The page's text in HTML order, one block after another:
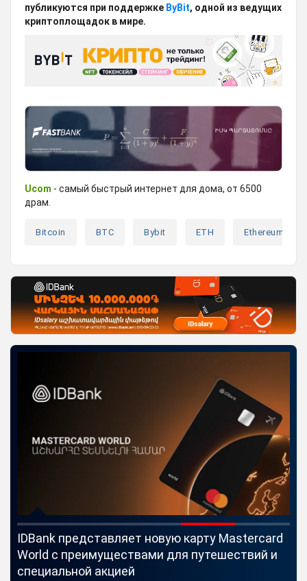
публикуются при поддержке ByBit, одной из ведущих
криптоплощадок в мире.
Ucom - самый быстрый интернет для дома, от 6500
драм.
Bitcoin BTC Bybit ETH Ethereum
IDBank представляет новую карту Mastercard
World с преимуществами для путешествий и
специальной акцией